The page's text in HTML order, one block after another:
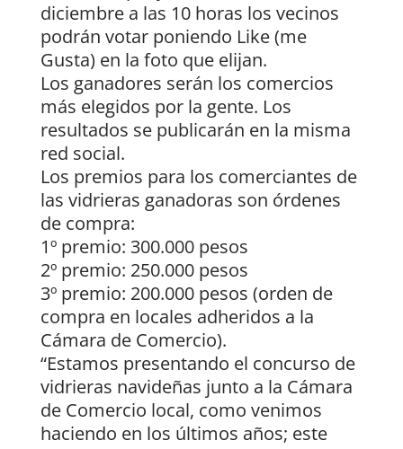
diciembre a las 10 horas los vecinos
podrán votar poniendo Like (me
Gusta) en la foto que elijan.
Los ganadores serán los comercios
más elegidos por la gente. Los
resultados se publicarán en la misma
red social.
Los premios para los comerciantes de
las vidrieras ganadoras son órdenes
de compra:
1º premio: 300.000 pesos
2º premio: 250.000 pesos
3º premio: 200.000 pesos (orden de
compra en locales adheridos a la
Cámara de Comercio).
“Estamos presentando el concurso de
vidrieras navideñas junto a la Cámara
de Comercio local, como venimos
haciendo en los últimos años; este